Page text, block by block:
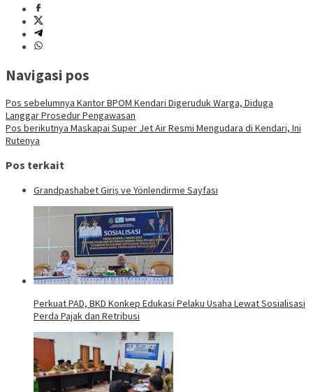
Navigasi pos
Pos sebelumnya Kantor BPOM Kendari Digeruduk Warga, Diduga
Langgar Prosedur Pengawasan
Pos berikutnya Maskapai Super Jet Air Resmi Mengudara di Kendari, Ini
Rutenya
Pos terkait
Grandpashabet Giriş ve Yönlendirme Sayfası
Perkuat PAD, BKD Konkep Edukasi Pelaku Usaha Lewat Sosialisasi
Perda Pajak dan Retribusi